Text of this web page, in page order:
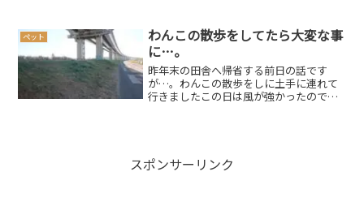
根津小学校入口よりすぐ、不忍通り沿い
です。店内は落ち着いた感...
ペット
わんこの散歩をしてたら大変な事
に…。
昨年末の田舎へ帰省する前日の話です
が…。わんこの散歩をしに土手に連れて
行きましたこの日は風が強かったのです
スポンサーリンク